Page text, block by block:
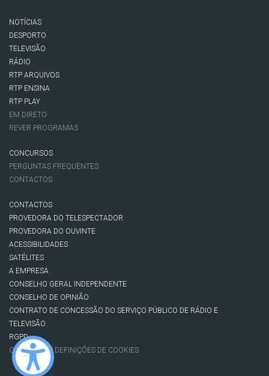
NOTÍCIAS
DESPORTO
TELEVISÃO
RÁDIO
RTP ARQUIVOS
RTP ENSINA
RTP PLAY
EM DIRETO
REVER PROGRAMAS
CONCURSOS
PERGUNTAS FREQUENTES
CONTACTOS
CONTACTOS
PROVEDORA DO TELESPECTADOR
PROVEDORA DO OUVINTE
ACESSIBILIDADES
SATÉLITES
A EMPRESA
CONSELHO GERAL INDEPENDENTE
CONSELHO DE OPINIÃO
CONTRATO DE CONCESSÃO DO SERVIÇO PÚBLICO DE RÁDIO E
TELEVISÃO
RGPD
GESTÃO DAS DEFINIÇÕES DE COOKIES